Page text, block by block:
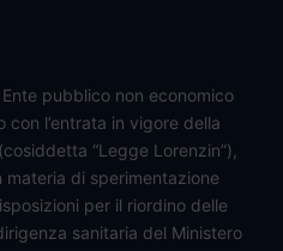
Ente pubblico non economico
l’entrata in vigore della
“Legge Lorenzin”),
materia di sperimentazione
per il riordino delle
sanitaria del Ministero